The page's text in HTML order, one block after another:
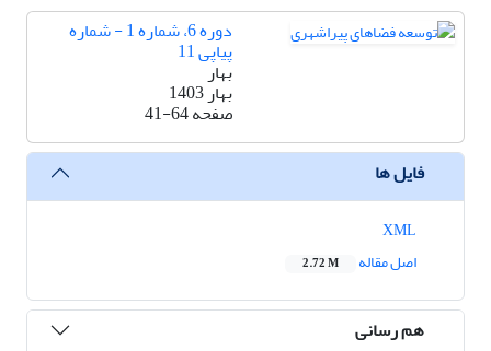
دوره 6، شماره 1 - شماره
پیاپی 11
بهار
بهار 1403
صفحه41-64
فایل ها
اصل مقاله
2.72 M
هم رسانی